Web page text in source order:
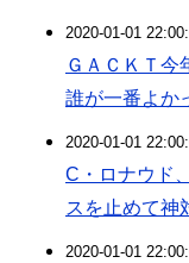
2020-01-01
ＧＡＣＫＴ
誰が一番よか
2020-01-01
C・ロナウド
スを止めて神
2020-01-01